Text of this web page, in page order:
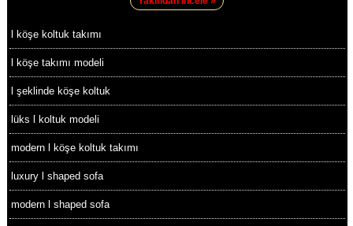
l köşe koltuk takımı
l köşe takımı modeli
l şeklinde köşe koltuk
lüks l koltuk modeli
modern l köşe koltuk takımı
luxury l shaped sofa
modern l shaped sofa